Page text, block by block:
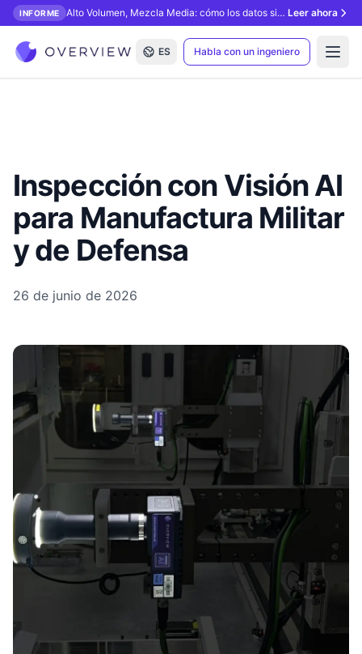
INFORME Alto Volumen, Mezcla Media: cómo los datos sintéticos desbloquean la inspección con IA. Leer ahora
ES Habla con un ingeniero
Inspección con Visión AI
para Manufactura Militar
y de Defensa
26 de junio de 2026